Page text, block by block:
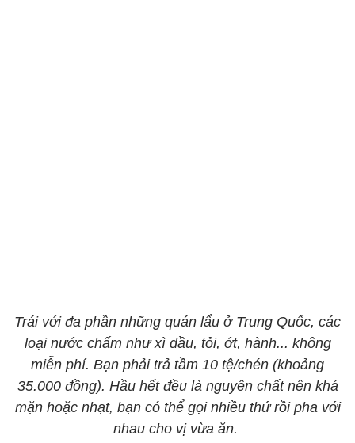
Trái với đa phần những quán lẩu ở Trung Quốc, các
loại nước chấm như xì dầu, tỏi, ớt, hành... không
miễn phí. Bạn phải trả tầm 10 tệ/chén (khoảng
35.000 đồng). Hầu hết đều là nguyên chất nên khá
mặn hoặc nhạt, bạn có thể gọi nhiều thứ rồi pha với
nhau cho vị vừa ăn.